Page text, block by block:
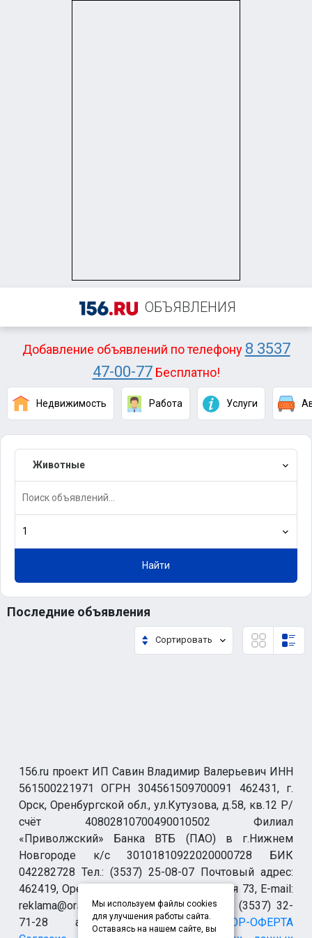
ОБЪЯВЛЕНИЯ
Добавление объявлений по телефону 8 3537
47-00-77Бесплатно!
Недвижимость Работа Услуги
Животные
1
Найти
Последние объявления
Сортировать
156.ru проект ИП Савин Владимир Валерьевич ИНН
561500221971 ОГРН 304561509700091 462431, г.
Орск, Оренбургской обл., ул.Кутузова, д.58, кв.12 Р/
счёт 40802810700490010502 Филиал
«Приволжский» Банка ВТБ (ПАО) в г.Нижнем
Новгороде к/с 30101810922020000728 БИК
042282728 Тел.: (3537) 25-08-07 Почтовый адрес:
462419, Оренбургская обл., г. Орск-19 а/я 73, E-mail:
reklama@orsk.ru ТЕЛЕФОН МОДЕРАЦИИ (3537) 32-
71-28 allsupport@orsk.ruДОГОВОР-ОФЕРТА
Мы используем файлы cookies
для улучшения работы сайта.
Оставаясь на нашем сайте, вы